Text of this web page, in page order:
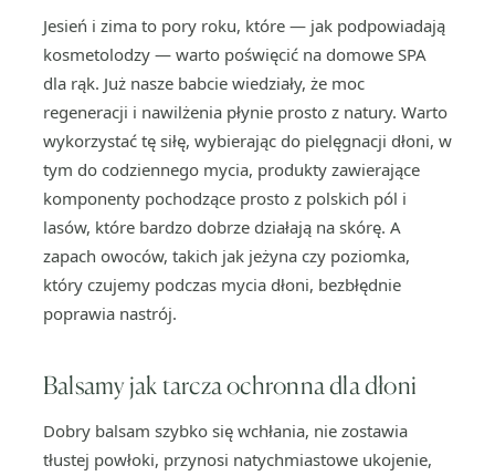
Jesień i zima to pory roku, które — jak podpowiadają
kosmetolodzy — warto poświęcić na domowe SPA
dla rąk. Już nasze babcie wiedziały, że moc
regeneracji i nawilżenia płynie prosto z natury. Warto
wykorzystać tę siłę, wybierając do pielęgnacji dłoni, w
tym do codziennego mycia, produkty zawierające
komponenty pochodzące prosto z polskich pól i
lasów, które bardzo dobrze działają na skórę. A
zapach owoców, takich jak jeżyna czy poziomka,
który czujemy podczas mycia dłoni, bezbłędnie
poprawia nastrój.
Balsamy jak tarcza ochronna dla dłoni
Dobry balsam szybko się wchłania, nie zostawia
tłustej powłoki, przynosi natychmiastowe ukojenie,